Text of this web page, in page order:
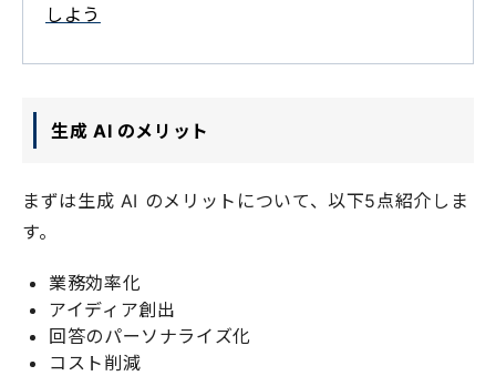
しよう
生成 AI のメリット
まずは生成 AI のメリットについて、以下5点紹介しま
す。
業務効率化
アイディア創出
回答のパーソナライズ化
コスト削減